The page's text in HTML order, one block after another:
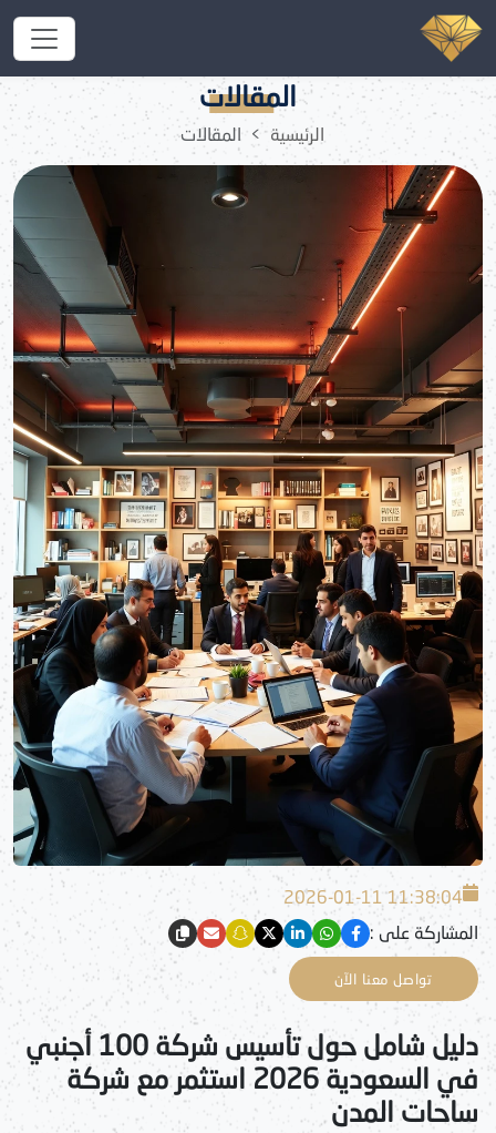
دليل شامل حول تأسيس شركة 100% أجنبي في السعودية 2026:
استثمر مع شركة ساحات المدن
المقالات
الرئيسية المقالات
2026-01-11 11:38:04
المشاركة على :
تواصل معنا الآن
دليل شامل حول تأسيس شركة 100 أجنبي
في السعودية 2026 استثمر مع شركة
ساحات المدن